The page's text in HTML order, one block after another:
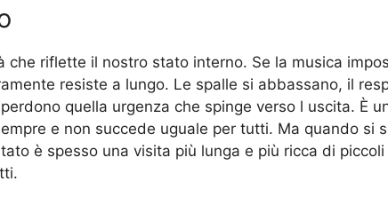
che riflette il nostro stato interno. Se la musica
resiste a lungo. Le spalle si abbassano, il
quella urgenza che spinge verso l uscita. È
e non succede uguale per tutti. Ma quando si
è spesso una visita più lunga e più ricca di